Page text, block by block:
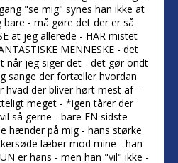
"se mig" synes han ikke at
- må gøre det der er så
at jeg allerede - HAR mistet
MENNESKE - det
jeg siger det - det gør ondt
sange der fortæller hvordan
hvad der bliver hørt mest af -
meget - *igen tårer der
så gerne - bare EN sidste
hænder på mig - hans størke
læber mod mine - han
er hans - men han "vil" ikke -